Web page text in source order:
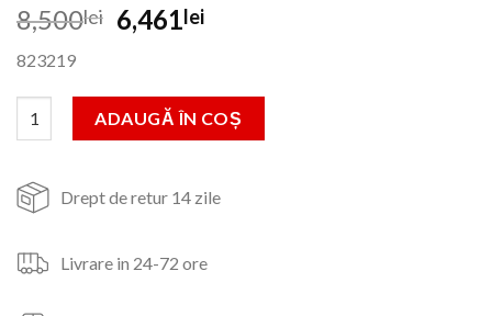
8,500lei Prețul
inițial
fost:
8,500lei.
6,461leiPrețul
6,461lei.
823219
Cantitate Aparat sudura in puncte TELWIN DIGITAL CAR
ADAUGĂ ÎN COȘ
Drept de retur 14 zile
Livrare in 24-72 ore